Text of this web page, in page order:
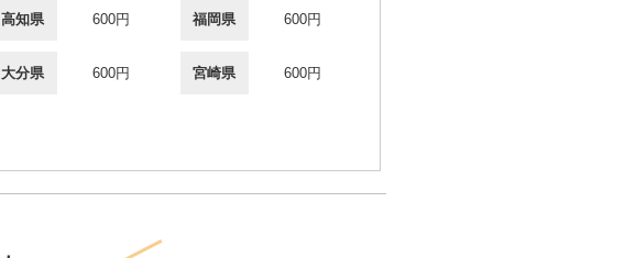
高知県 600円 福岡県 600円
大分県 600円 宮崎県 600円